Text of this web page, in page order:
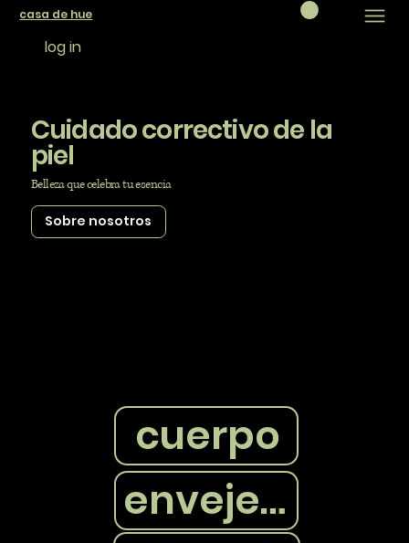
casa de hue
log in
Cuidado correctivo de la
piel
Belleza que celebra tu esencia
Sobre nosotros
cuerpo
envejecimiento